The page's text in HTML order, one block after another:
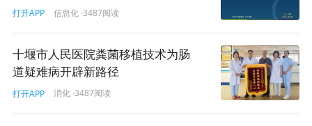
打开APP 信息化 ·3487阅读
十堰市人民医院粪菌移植技术为肠
道疑难病开辟新路径
打开APP 消化 ·3487阅读